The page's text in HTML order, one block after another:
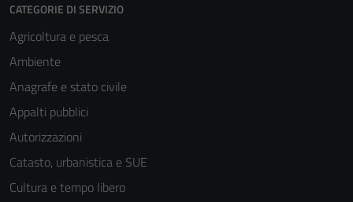
CATEGORIE DI SERVIZIO
Agricoltura e pesca
Ambiente
Anagrafe e stato civile
Appalti pubblici
Autorizzazioni
Catasto, urbanistica e SUE
Cultura e tempo libero